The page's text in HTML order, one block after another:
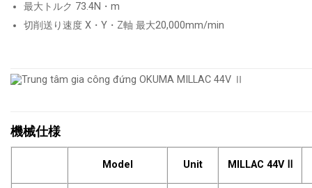
最大トルク 73.4N・m
切削送り速度 X・Y・Z軸 最大20,000mm/min
機械仕様
Model Unit MILLAC 44V Ⅱ